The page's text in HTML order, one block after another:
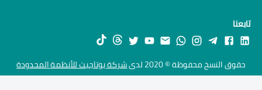
تابعنا
حقوق النسخ محفوظة © 2020 لدى شركة يوتاجيت للأنظمة المحدودة